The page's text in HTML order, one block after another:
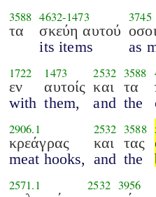
3588
τα
4632-1473
σκεύη αυτού
its items
3745
as
1722
εν
with
1473
αυτοίς
them,
2532
και
and
3588
τα
the
2906.1
κρεάγρας
meat hooks,
2532
και
and
3588
τας
the
2571.1 2532 3956